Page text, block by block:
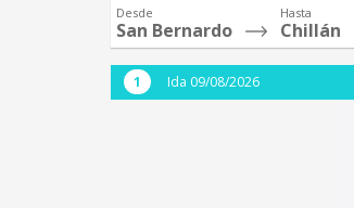
Desde
San Bernardo
Hasta
Chillán
Ida 09/08/2026